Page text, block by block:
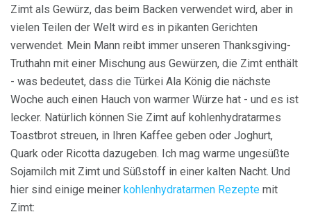
Zimt als Gewürz, das beim Backen verwendet wird, aber in
vielen Teilen der Welt wird es in pikanten Gerichten
verwendet. Mein Mann reibt immer unseren Thanksgiving-
Truthahn mit einer Mischung aus Gewürzen, die Zimt enthält
- was bedeutet, dass die Türkei Ala König die nächste
Woche auch einen Hauch von warmer Würze hat - und es ist
lecker. Natürlich können Sie Zimt auf kohlenhydratarmes
Toastbrot streuen, in Ihren Kaffee geben oder Joghurt,
Quark oder Ricotta dazugeben. Ich mag warme ungesüßte
Sojamilch mit Zimt und Süßstoff in einer kalten Nacht. Und
hier sind einige meiner kohlenhydratarmen Rezepte mit
Zimt: